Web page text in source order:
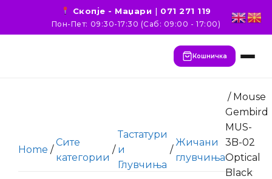
Скопје - Маџари | 071 271 119
Пон-Пет: 09:30-17:30 (Саб: 09:00 - 17:00)
Кошничка
Home /
Сите
категории
/
Тастатури
и
Глувчиња
/
Жичани
глувчиња
/ Mouse
Gembird
MUS-
3B-02
Optical
Black